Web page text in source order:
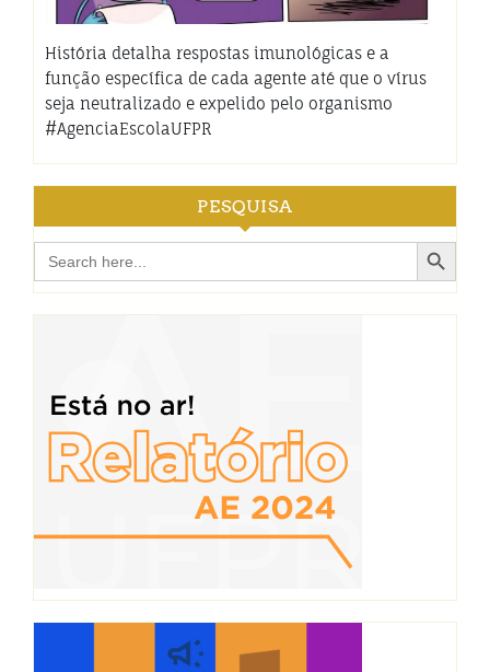
História detalha respostas imunológicas e a
função específica de cada agente até que o vírus
seja neutralizado e expelido pelo organismo
#AgenciaEscolaUFPR
PESQUISA
Search
for:
Search Button